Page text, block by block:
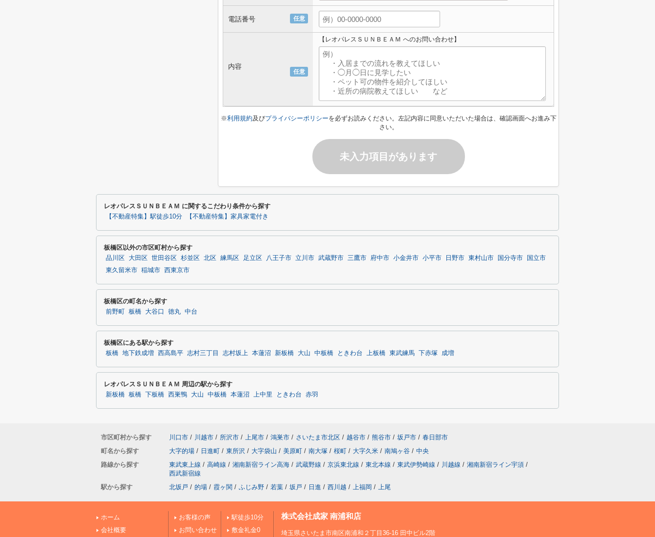
任意
電話番号
任意
内容
【レオパレスＳＵＮＢＥＡＭ へのお問い合わせ】
※利用規約及びプライバシーポリシーを必ずお読みください。左記内容に同意いただいた場合は、確認画面へお進み下
さい。
未入力項目があります
レオパレスＳＵＮＢＥＡＭ に関するこだわり条件から探す
【不動産特集】駅徒歩10分 【不動産特集】家具家電付き
板橋区以外の市区町村から探す
品川区 大田区 世田谷区 杉並区 北区 練馬区 足立区 八王子市 立川市 武蔵野市 三鷹市 府中市 小金井市 小平市 日野市 東村山市 国分寺市
国立市
東久留米市 稲城市 西東京市
板橋区の町名から探す
前野町 板橋 大谷口 徳丸 中台
板橋区にある駅から探す
板橋 地下鉄成増 西高島平 志村三丁目 志村坂上 本蓮沼 新板橋 大山 中板橋 ときわ台 上板橋 東武練馬 下赤塚 成増
レオパレスＳＵＮＢＥＡＭ 周辺の駅から探す
新板橋 板橋 下板橋 西巣鴨 大山 中板橋 本蓮沼 上中里 ときわ台 赤羽
市区町村から探す 川口市 / 川越市 / 所沢市 / 上尾市 / 鴻巣市 / さいたま市北区 / 越谷市 / 熊谷市 / 坂戸市 / 春日部市
町名から探す
大字的場 / 日進町 / 東所沢 / 大字袋山 / 美原町 / 南大塚 / 桜町 / 大字久米 / 南鳩ヶ谷 / 中央
路線から探す
東武東上線 / 高崎線 / 湘南新宿ライン高海 / 武蔵野線 / 京浜東北線 / 東北本線 / 東武伊勢崎線 / 川越線 / 湘南新宿ライン宇須 /
西武新宿線
駅から探す
北坂戸 / 的場 / 霞ヶ関 / ふじみ野 / 若葉 / 坂戸 / 日進 / 西川越 / 上福岡 / 上尾
ホーム
会社概要
お客様の声
お問い合わせ
駅徒歩10分
敷金礼金0
株式会社成家 南浦和店
埼玉県さいたま市南区南浦和２丁目36-16 田中ビル2階